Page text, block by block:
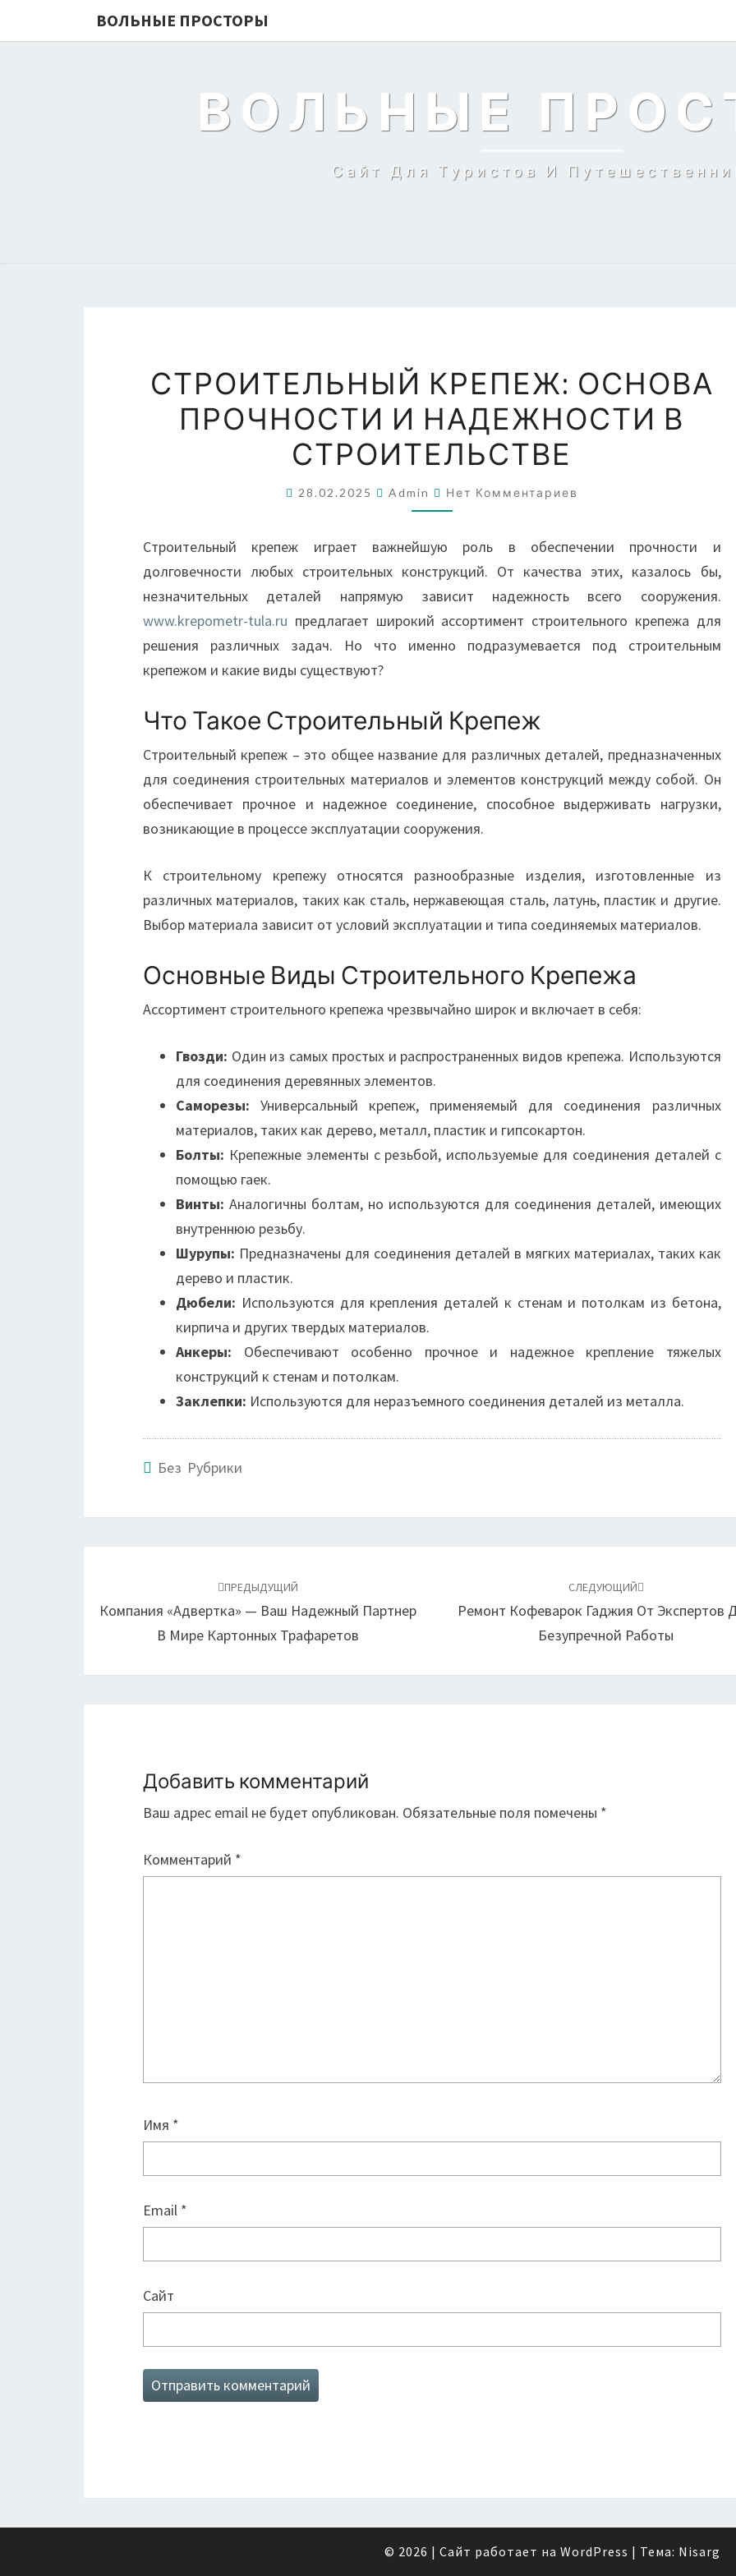
ВОЛЬНЫЕ ПРОСТОРЫ
ВОЛЬНЫЕ
Сайт Для Туристов И
КРЕПЕЖ:
ОСНОВА
ПРОЧНОСТИ
И
НАДЕЖНОСТИ
В
СТРОИТЕЛЬНЫЙ КРЕПЕЖ: ОСНОВА
ПРОЧНОСТИ И НАДЕЖНОСТИ В
СТРОИТЕЛЬСТВЕ
28.02.2025 Admin Комментарии
Нет Комментариев
Строительный крепеж играет важнейшую роль в обеспечении прочности и
долговечности любых строительных конструкций. От качества этих, казалось бы,
незначительных деталей напрямую зависит надежность всего сооружения.
www.krepometr-tula.ru предлагает широкий ассортимент строительного крепежа для
решения различных задач. Но что именно подразумевается под строительным
крепежом и какие виды существуют?
Что Такое Строительный Крепеж
Строительный крепеж – это общее название для различных деталей, предназначенных
для соединения строительных материалов и элементов конструкций между собой. Он
обеспечивает прочное и надежное соединение, способное выдерживать нагрузки,
возникающие в процессе эксплуатации сооружения.
К строительному крепежу относятся разнообразные изделия, изготовленные из
различных материалов, таких как сталь, нержавеющая сталь, латунь, пластик и другие.
Выбор материала зависит от условий эксплуатации и типа соединяемых материалов.
Основные Виды Строительного Крепежа
Ассортимент строительного крепежа чрезвычайно широк и включает в себя:
Гвозди: Один из самых простых и распространенных видов крепежа. Используются
для соединения деревянных элементов.
Саморезы: Универсальный крепеж, применяемый для соединения различных
материалов, таких как дерево, металл, пластик и гипсокартон.
Болты: Крепежные элементы с резьбой, используемые для соединения деталей с
помощью гаек.
Винты: Аналогичны болтам, но используются для соединения деталей, имеющих
внутреннюю резьбу.
Шурупы: Предназначены для соединения деталей в мягких материалах, таких как
дерево и пластик.
Дюбели: Используются для крепления деталей к стенам и потолкам из бетона,
кирпича и других твердых материалов.
Анкеры: Обеспечивают особенно прочное и надежное крепление тяжелых
конструкций к стенам и потолкам.
Заклепки: Используются для неразъемного соединения деталей из металла.
Без Рубрики
записям
ПРЕДЫДУЩИЙ
Компания «Адвертка» — Ваш Надежный Партнер
В Мире Картонных Трафаретов
СЛЕДУЮЩИЙ
Ремонт Кофеварок Гаджия От Экспертов
Безупречной Работы
Добавить комментарий
Ваш адрес email не будет опубликован. Обязательные поля помечены *
Комментарий *
Имя *
Email *
Сайт
© 2026 | Сайт работает на WordPress | Тема: Nisarg